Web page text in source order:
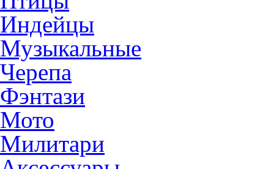
Индейцы
Музыкальные
Черепа
Фэнтази
Мото
Милитари